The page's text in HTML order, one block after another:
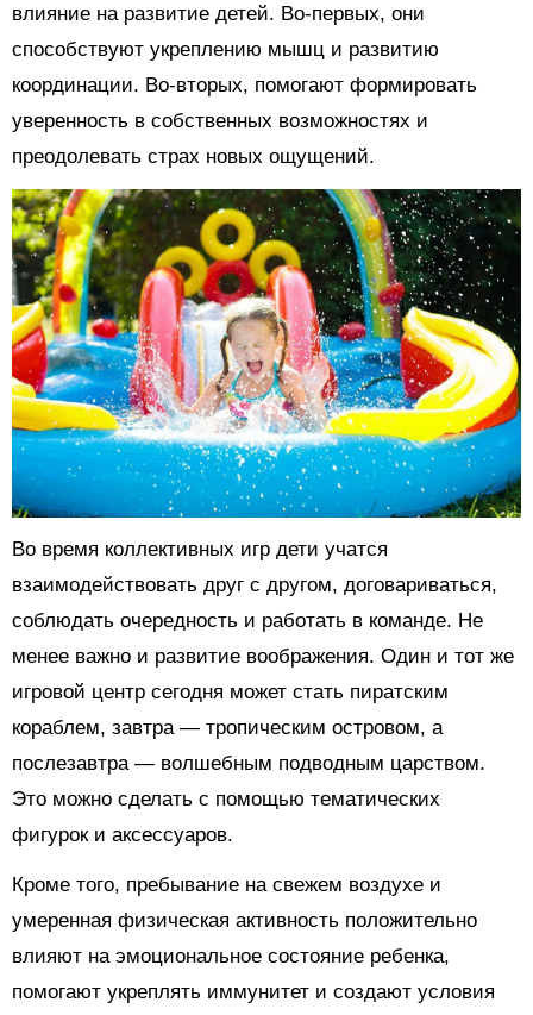
влияние на развитие детей. Во-первых, они
способствуют укреплению мышц и развитию
координации. Во-вторых, помогают формировать
уверенность в собственных возможностях и
преодолевать страх новых ощущений.
Во время коллективных игр дети учатся
взаимодействовать друг с другом, договариваться,
соблюдать очередность и работать в команде. Не
менее важно и развитие воображения. Один и тот же
игровой центр сегодня может стать пиратским
кораблем, завтра — тропическим островом, а
послезавтра — волшебным подводным царством.
Это можно сделать с помощью тематических
фигурок и аксессуаров.
Кроме того, пребывание на свежем воздухе и
умеренная физическая активность положительно
влияют на эмоциональное состояние ребенка,
помогают укреплять иммунитет и создают условия